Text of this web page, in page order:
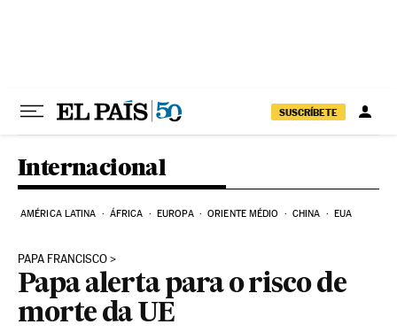
SUSCRÍBETE
Internacional
AMÉRICA LATINA ÁFRICA EUROPA ORIENTE MÉDIO CHINA EUA
PAPA FRANCISCO
Papa alerta para o risco de
morte da UE